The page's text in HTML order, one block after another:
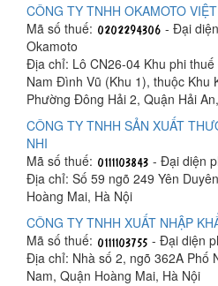
CÔNG TY TNHH OKAMOTO
Mã số thuế:
- Đại
Okamoto
Địa chỉ: Lô CN26-04 Khu phi
Nam Đình Vũ (Khu 1), thuộc Khu
Phường Đông Hải 2, Quận Hải
CÔNG TY TNHH SẢN XUẤT
NHI
Mã số thuế:
- Đại diện
Địa chỉ: Số 59 ngõ 249 Yên
Hoàng Mai, Hà Nội
CÔNG TY TNHH XUẤT NHẬP
Mã số thuế:
- Đại diện
Địa chỉ: Nhà số 2, ngõ 362A Phố
Nam, Quận Hoàng Mai, Hà Nội